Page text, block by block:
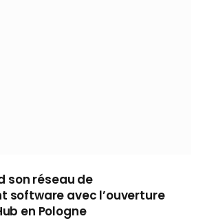
son réseau de
software avec l’ouverture
en Pologne